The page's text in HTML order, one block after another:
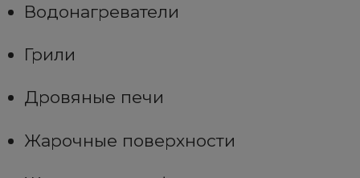
Водонагреватели
Грили
Дровяные печи
Жарочные поверхности